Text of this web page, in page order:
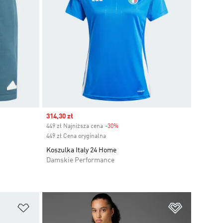
Sale price
314,30 zł
449 zł Najniższa cena -30%Discount
449 zł Cena oryginalna
Koszulka Italy 24 Home
Damskie Performance
Dodaj do listy życzeń